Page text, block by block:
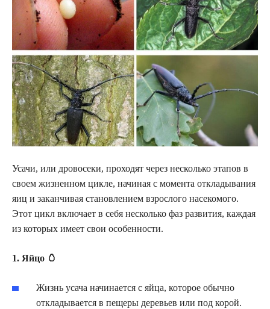
Усачи, или дровосеки, проходят через несколько этапов в
своем жизненном цикле, начиная с момента откладывания
яиц и заканчивая становлением взрослого насекомого.
Этот цикл включает в себя несколько фаз развития, каждая
из которых имеет свои особенности.
1. Яйцо 🥚
Жизнь усача начинается с яйца, которое обычно
откладывается в пещеры деревьев или под корой.